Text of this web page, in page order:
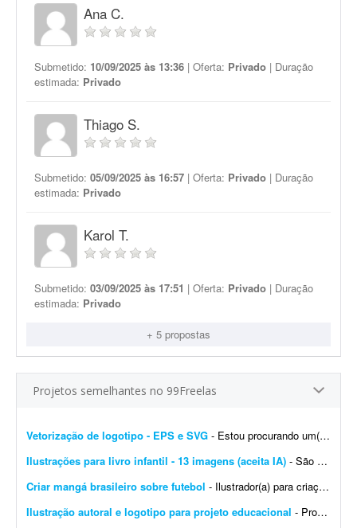
Ana C.
Submetido: 10/09/2025 às 13:36 | Oferta: Privado | Duração
estimada: Privado
Thiago S.
Submetido: 05/09/2025 às 16:57 | Oferta: Privado | Duração
estimada: Privado
Karol T.
Submetido: 03/09/2025 às 17:51 | Oferta: Privado | Duração
estimada: Privado
+ 5 propostas
Projetos semelhantes no 99Freelas
Vetorização de logotipo - EPS e SVG - Estou procurando um(a) designer/profissional para realizar a vetorização de um logotipo, mantendo o design original com a máxima fidelidade e entregando o arquivo em alta quali...
Ilustrações para livro infantil - 13 imagens (aceita IA) - São 12 imagens internas e a capa do livro (total 13 imagens). Quero uma ilustração infantil editorial em aquarela tradicional, com aparência de livro infantil ilustrado &...
Criar mangá brasileiro sobre futebol - Ilustrador(a) para criação de mangá brasileiro de futebol - parceria de longo prazo Estou desenvolvendo um mangá brasileiro de futebol original, com foco em uma hist&oa...
Ilustração autoral e logotipo para projeto educacional - Procuro um(a) profissional para desenvolver duas artes autorais para projetos educacionais. A primeira será uma ilustração para ser utilizada como fundo de página da mi...